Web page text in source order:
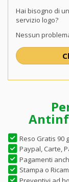
Hai bisogno di
servizio logo?
Nessun
Reso Gratis 90
Paypal, Carte,
Pagamenti
Stampa o
Preventivi ad